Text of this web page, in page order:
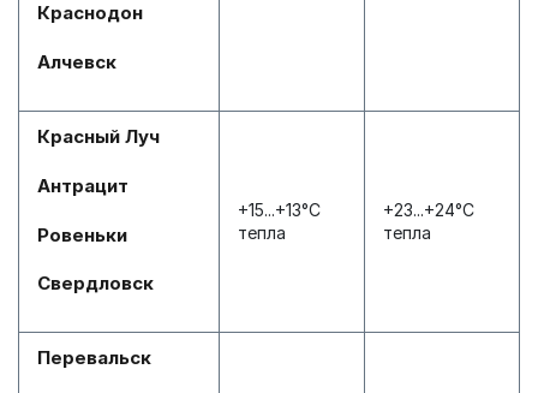
Краснодон
Алчевск
Красный Луч
Антрацит
Ровеньки
Свердловск
+15...+13°С
тепла
+23...+24°С
тепла
Перевальск